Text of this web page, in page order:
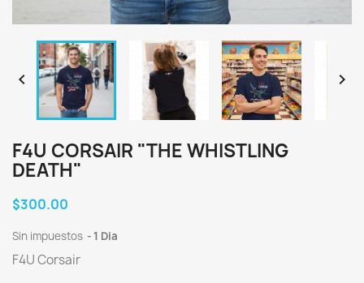
 
F4U CORSAIR "THE WHISTLING
DEATH"
$300.00
Sin impuestos 1 Dia
F4U Corsair